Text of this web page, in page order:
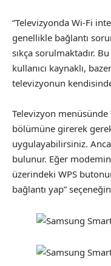
“Televizyonda Wi-Fi
genellikle bağlantı
sıkça sorulmaktadır.
kullanıcı kaynaklı,
televizyonun
Televizyon menüsünde
bölümüne girerek
uygulayabilirsiniz.
bulunur. Eğer
üzerindeki WPS
bağlantı yap”